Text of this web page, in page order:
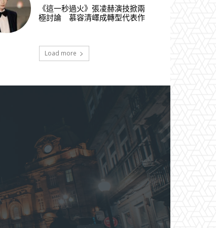
《這一秒過火》張凌赫演技掀兩
極討論 慕容清嶧成轉型代表作
Load more